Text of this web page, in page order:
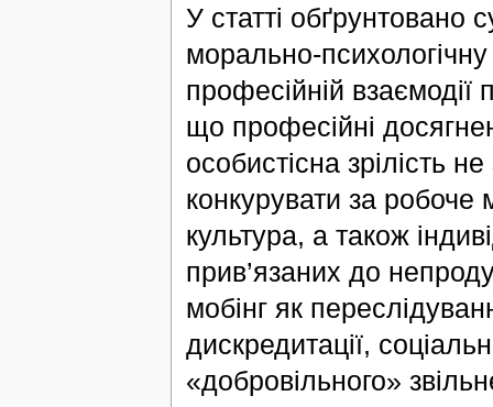
У статті обґрунтовано
морально-
професійній взаємодії
що професійні
особистісна зрілість
конкурувати за робоче
культура, а також
прив’язаних до
мобінг як
дискредитації,
«добровільного»